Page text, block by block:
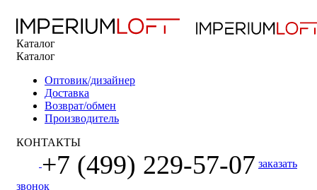
Каталог
Каталог
Оптовик/дизайнер
Доставка
Возврат/обмен
Производитель
КОНТАКТЫ
+7 (499) 229-57-07 заказать
звонок